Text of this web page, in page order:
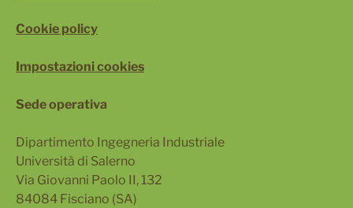
Cookie policy
Impostazioni cookies
Sede operativa
Dipartimento Ingegneria Industriale
Università di Salerno
Via Giovanni Paolo II, 132
84084 Fisciano (SA)